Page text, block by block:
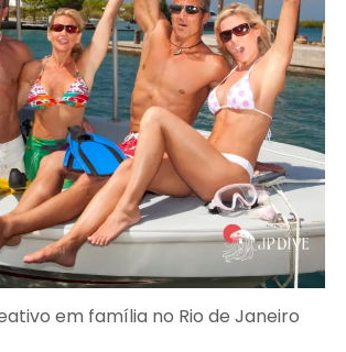
em família no Rio de Janeiro